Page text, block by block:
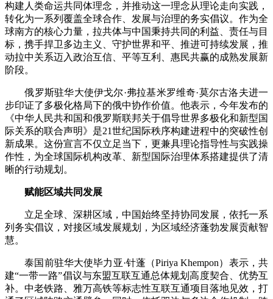
构建人类命运共同体理念，并推动这一理念从理论走向实践，
转化为一系列覆盖全球合作、发展与治理的务实倡议。作为全
球南方的核心力量，拉共体与中国秉持共同的利益、责任与目
标，携手捍卫多边主义、守护世界和平、推进可持续发展，推
动拉中关系迈入政治互信、平等互利、惠民共赢的成熟发展新
阶段。
俄罗斯驻华大使伊戈尔·弗拉基米罗维奇·莫尔古洛夫进一
步印证了多极化格局下的俄中协作价值。他表示，今年发布的
《中华人民共和国和俄罗斯联邦关于倡导世界多极化和新型国
际关系的联合声明》是21世纪国际秩序构建进程中的突破性创
新成果。这份宣言不仅立足当下，更兼具理论指导性与实践操
作性，为全球国际机构改革、新型国际治理体系搭建提供了清
晰的行动规划。
赋能区域共同发展
立足全球、深耕区域，中国始终坚持协同发展，依托一系
列务实倡议，对接区域发展规划，为区域经济蓬勃发展贡献智
慧。
泰国前驻华大使毕力亚·针蓬（Piriya Khempon）表示，共
建“一带一路”倡议与东盟互联互通总体规划高度契合、优势互
补。中老铁路、雅万高铁等标志性互联互通项目落地见效，打